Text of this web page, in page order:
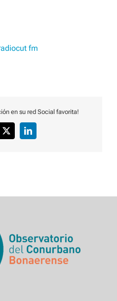
fm
en su red Social favorita!
X LinkedIn